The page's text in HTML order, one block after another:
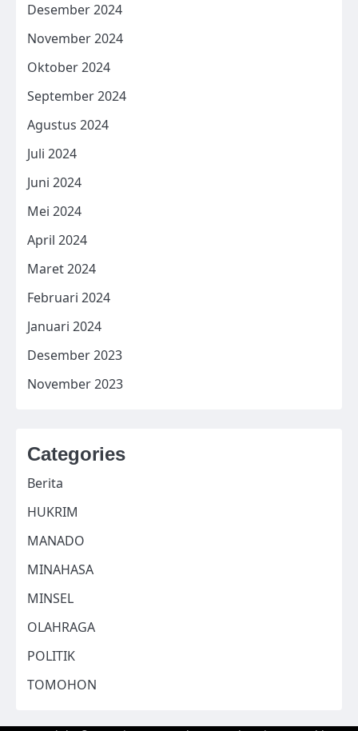
Desember 2024
November 2024
Oktober 2024
September 2024
Agustus 2024
Juli 2024
Juni 2024
Mei 2024
April 2024
Maret 2024
Februari 2024
Januari 2024
Desember 2023
November 2023
Categories
Berita
HUKRIM
MANADO
MINAHASA
MINSEL
OLAHRAGA
POLITIK
TOMOHON